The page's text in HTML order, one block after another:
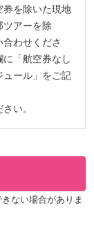
券を除いた現地
ツアーを除
わせくださ
「航空券なし
ュール」をご記
い。
ない場合がありま